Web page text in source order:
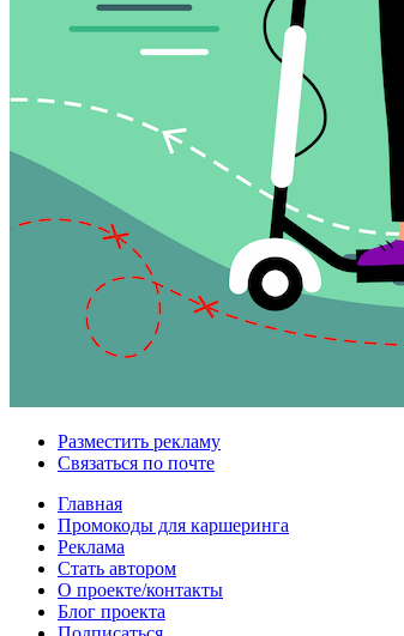
Разместить рекламу
Связаться по почте
Главная
Промокоды для каршеринга
Реклама
Стать автором
О проекте/контакты
Блог проекта